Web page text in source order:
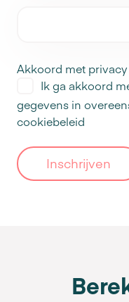
Akkoord met
Ik ga akkoord
gegevens in
cookiebeleid
Inschrijven